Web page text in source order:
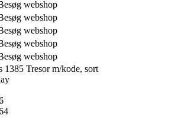
webshop
webshop
webshop
webshop
webshop
1385 Tresor m/kode, sort